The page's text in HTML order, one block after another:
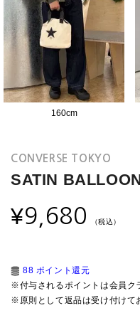
160cm
CONVERSE TOKYO
SATIN
¥9,680 （税込）
88 ポイント還元
※付与されるポイントは会員ク
※原則として返品は受け付けて